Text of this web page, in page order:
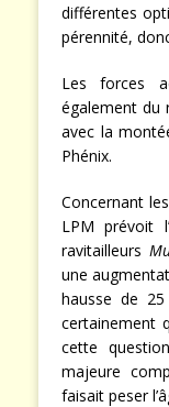
différentes
pérennité,
Les forces
également du
avec la
Phénix.
Concernant
LPM prévoit
ravitailleurs
une
hausse de
certainement
cette
majeure
faisait peser